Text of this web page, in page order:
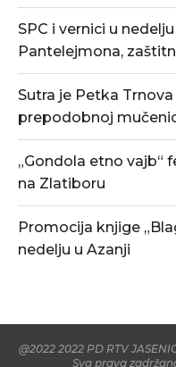
SPC i vernici u
Pantelejmona,
Sutra je Petka
prepodobnoj
„Gondola etno vajb“
na Zlatiboru
Promocija knjige
nedelju u Azanji
@2022 2022 PD RTV
Sva prava